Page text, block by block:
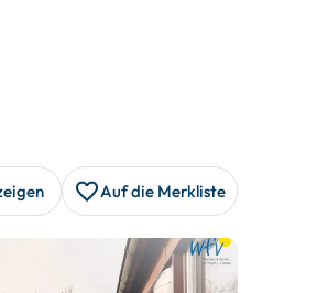
Auf die Merkliste